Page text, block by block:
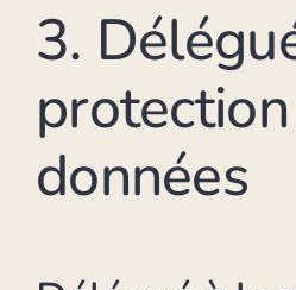
3.
données